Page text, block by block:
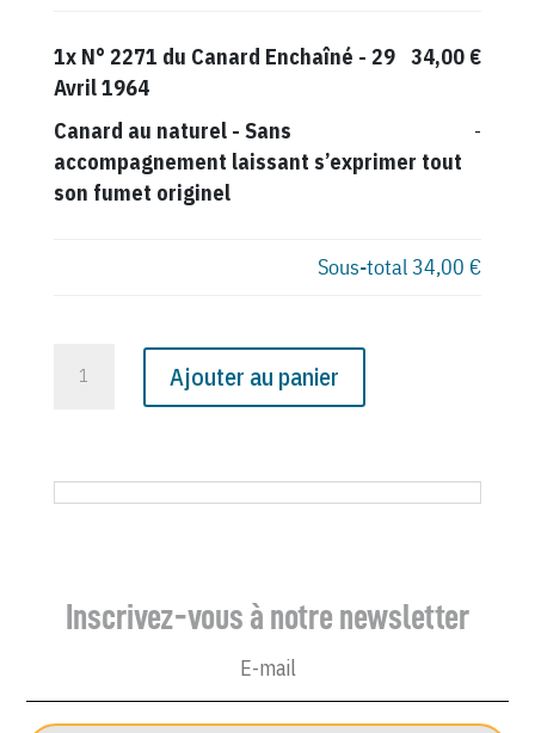
1x N° 2271 du Canard Enchaîné - 29
Avril 1964
34,00 €
Canard au naturel- Sans
accompagnement laissant s’exprimer tout
son fumet originel
-
Sous-total34,00 €
du
29
Ajouter au panier
Inscrivez-vous à notre newsletter